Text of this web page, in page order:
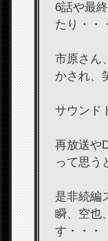
6話や最
たり・・・
市原さん
かされ、
サウンド
再放送や
って思う
是非続編
瞬、空也
す・・・